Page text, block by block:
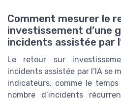
Comment mesurer le
investissement d’une
incidents assistée par
Le retour sur
incidents assistée par l’IA se
indicateurs, comme le
nombre d’incidents